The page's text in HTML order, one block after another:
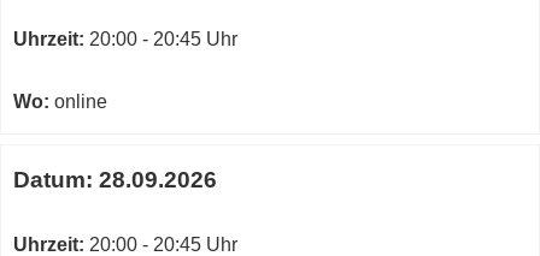
Uhrzeit: 20:00 - 20:45 Uhr
Wo: online
Datum: 28.09.2026
Uhrzeit: 20:00 - 20:45 Uhr